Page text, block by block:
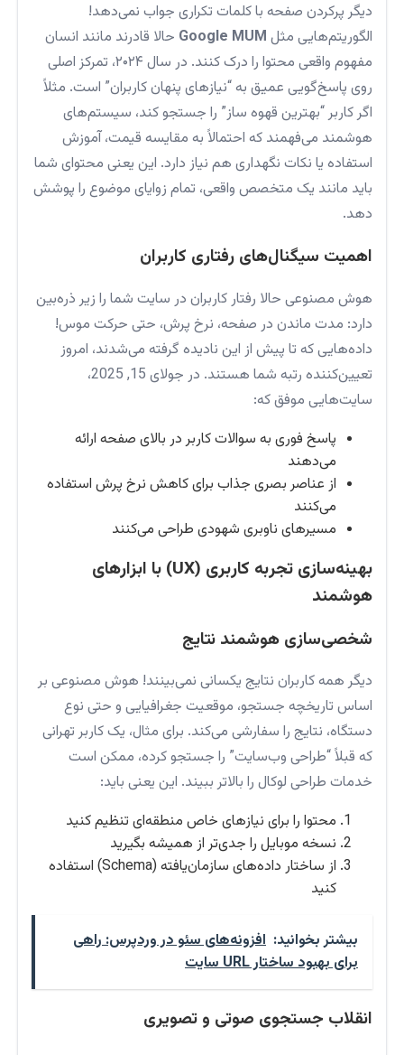
دیگر پرکردن صفحه با کلمات تکراری جواب نمی‌دهد!
الگوریتم‌هایی مثل Google MUM حالا قادرند مانند انسان
مفهوم واقعی محتوا را درک کنند. در سال ۲۰۲۴، تمرکز اصلی
روی پاسخ‌گویی عمیق به “نیازهای پنهان کاربران” است. مثلاً
اگر کاربر “بهترین قهوه ساز” را جستجو کند، سیستم‌های
هوشمند می‌فهمند که احتمالاً به مقایسه قیمت، آموزش
استفاده یا نکات نگهداری هم نیاز دارد. این یعنی محتوای شما
باید مانند یک متخصص واقعی، تمام زوایای موضوع را پوشش
دهد.
اهمیت سیگنال‌های رفتاری کاربران
هوش مصنوعی حالا رفتار کاربران در سایت شما را زیر ذره‌بین
دارد: مدت ماندن در صفحه، نرخ پرش، حتی حرکت موس!
داده‌هایی که تا پیش از این نادیده گرفته می‌شدند، امروز
تعیین‌کننده رتبه شما هستند. در جولای 15, 2025،
سایت‌هایی موفق‌ که:
پاسخ فوری به سوالات کاربر در بالای صفحه ارائه
می‌دهند
از عناصر بصری جذاب برای کاهش نرخ پرش استفاده
می‌کنند
مسیرهای ناوبری شهودی طراحی می‌کنند
بهینه‌سازی تجربه کاربری (UX) با ابزارهای
هوشمند
شخصی‌سازی هوشمند نتایج
دیگر همه کاربران نتایج یکسانی نمی‌بینند! هوش مصنوعی بر
اساس تاریخچه جستجو، موقعیت جغرافیایی و حتی نوع
دستگاه، نتایج را سفارشی می‌کند. برای مثال، یک کاربر تهرانی
که قبلاً “طراحی وب‌سایت” را جستجو کرده، ممکن است
خدمات طراحی لوکال را بالاتر ببیند. این یعنی باید:
محتوا را برای نیازهای خاص منطقه‌ای تنظیم کنید
نسخه موبایل را جدی‌تر از همیشه بگیرید
از ساختار داده‌های سازمان‌یافته (Schema) استفاده
کنید
بیشتر بخوانید: افزونه‌های سئو در وردپرس: راهی
برای بهبود ساختار URL سایت
انقلاب جستجوی صوتی و تصویری